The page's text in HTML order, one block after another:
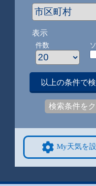
表示
件数
以上の条件で
検索条件を
My天気を